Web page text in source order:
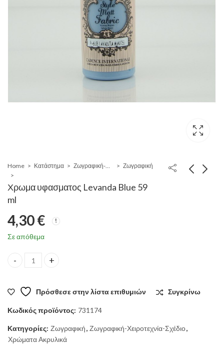
Home Κατάστημα Ζωγραφική
Χρωμα υφασματος Levanda Blue 59
ml
4,30€
Σε απόθεμα
Χρωμα υφασματος Levanda Blue 59 ml quantity
Πρόσθεσε στην λίστα επιθυμιών Συγκρίνω
Κωδικός προϊόντος: 731174
Κατηγορίες: Ζωγραφική, Ζωγραφική-Χειροτεχνία-Σχέδιο,
Χρώματα Ακρυλικά